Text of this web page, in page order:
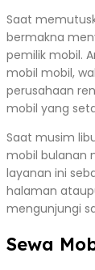
Saat
bermakna
pemilik mobil.
mobil mobil,
perusahaan
mobil yang
Saat musim
mobil bulanan
layanan ini
halaman
mengunjungi
Sewa